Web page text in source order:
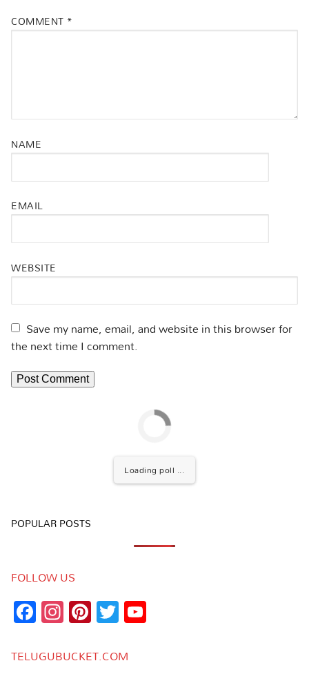
COMMENT *
NAME
EMAIL
WEBSITE
Save my name, email, and website in this browser for
the next time I comment.
Loading poll ...
POPULAR POSTS
FOLLOW US
Facebook
Instagram
Pinterest
Twitter
TELUGUBUCKET.COM